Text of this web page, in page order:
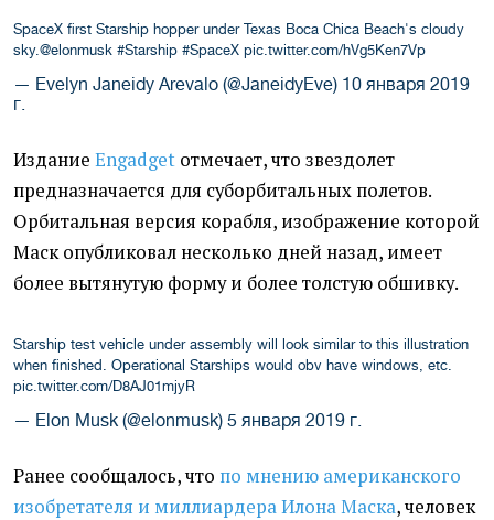
SpaceX first Starship hopper under Texas Boca Chica Beach's cloudy
sky. @elonmusk #Starship #SpaceX pic.twitter.com/hVg5Ken7Vp
— Evelyn Janeidy Arevalo (@JaneidyEve) 10 января 2019
г.
Издание Engadget отмечает, что звездолет
предназначается для суборбитальных полетов.
Орбитальная версия корабля, изображение которой
Маск опубликовал несколько дней назад, имеет
более вытянутую форму и более толстую обшивку.
Starship test vehicle under assembly will look similar to this illustration
when finished. Operational Starships would obv have windows, etc.
pic.twitter.com/D8AJ01mjyR
— Elon Musk (@elonmusk) 5 января 2019 г.
Ранее сообщалось, что по мнению американского
изобретателя и миллиардера Илона Маска, человек